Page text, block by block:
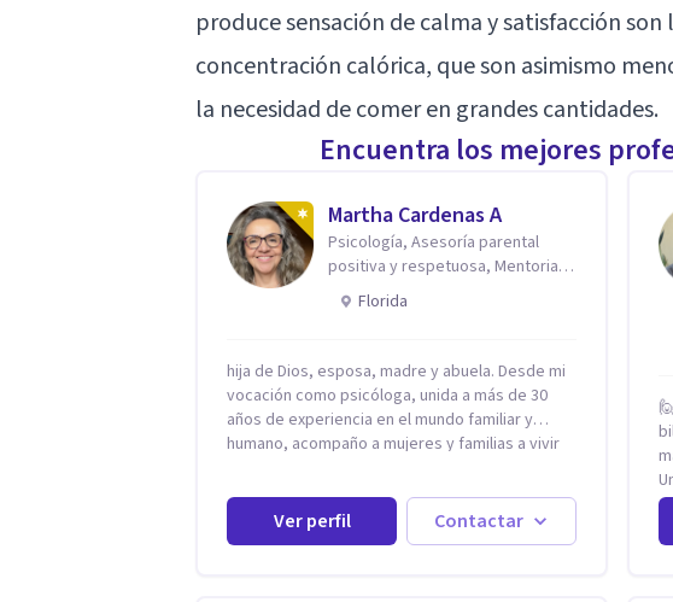
produce sensación de calma y satisfacción
concentración calórica, que son asimismo
la necesidad de comer en grandes cantidades.
Encuentra los mejores
Martha Cardenas A
Psicología, Asesoría parental
positiva y respetuosa, Mentoria
reconexión contigo
Florida
hija de Dios, esposa, madre y abuela. Desde mi
vocación como psicóloga, unida a más de 30
años de experiencia en el mundo familiar y
humano, acompaño a mujeres y familias a vivir
mismas. Creo profundamente que la vida está
hecha de etapas, y que cada ciclo —personal,
emocional, espiritual y familiar— trae
Ver perfil Contactar